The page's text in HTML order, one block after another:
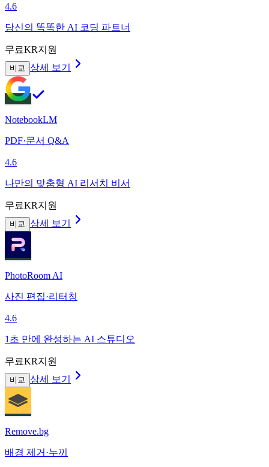
4.6
당신의 똑똑한 AI 코딩 파트너
무료KR지원
비교 상세 보기
NotebookLM
PDF·문서 Q&A
4.6
나만의 맞춤형 AI 리서치 비서
무료KR지원
비교 상세 보기
PhotoRoom AI
사진 편집·리터칭
4.6
1초 만에 완성하는 AI 스튜디오
무료KR지원
비교 상세 보기
Remove.bg
배경 제거·누끼